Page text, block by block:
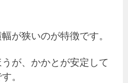
が狭いのが特徴です。
が、かかとが安定して
。